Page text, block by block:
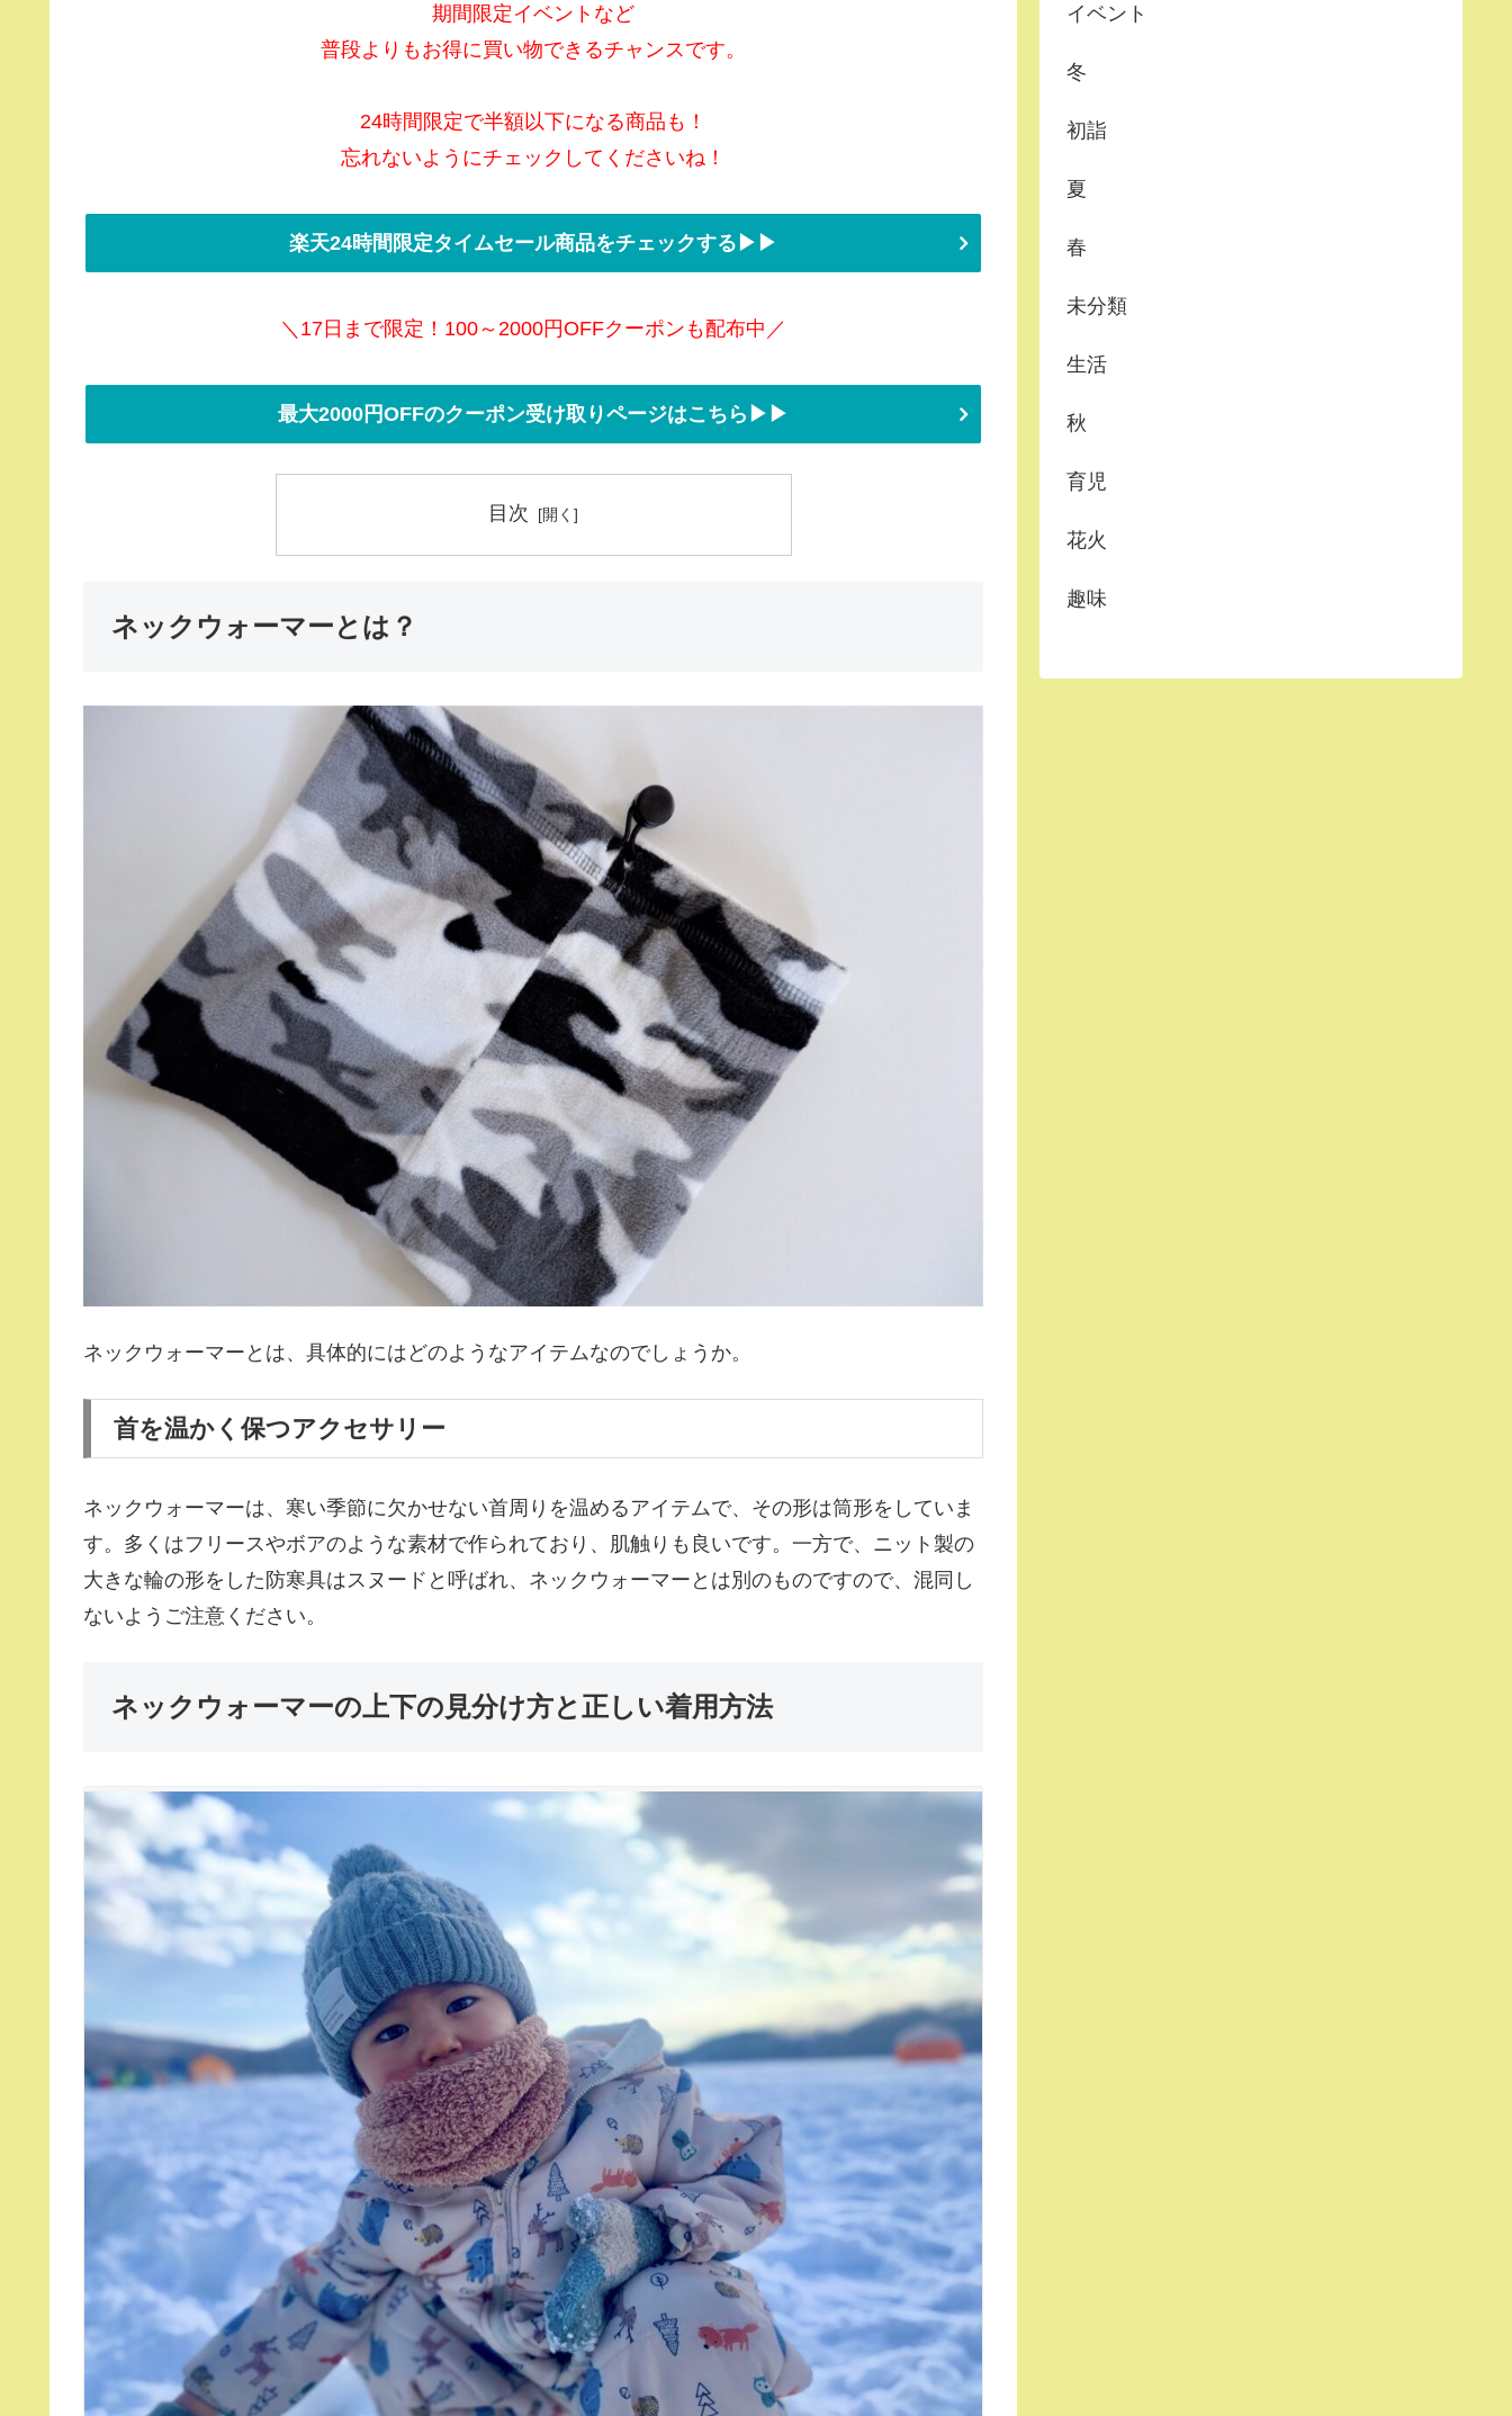
期間限定イベントなど
普段よりもお得に買い物できるチャンスです。
24時間限定で半額以下になる商品も！
忘れないようにチェックしてくださいね！
楽天24時間限定タイムセール商品をチェックする▶▶
＼17日まで限定！100～2000円OFFクーポンも配布中／
最大2000円OFFのクーポン受け取りページはこちら▶▶
目次
ネックウォーマーとは？
ネックウォーマーとは、具体的にはどのようなアイテムなのでしょうか。
首を温かく保つアクセサリー
ネックウォーマーは、寒い季節に欠かせない首周りを温めるアイテムで、その形は筒形をしていま
す。多くはフリースやボアのような素材で作られており、肌触りも良いです。一方で、ニット製の
大きな輪の形をした防寒具はスヌードと呼ばれ、ネックウォーマーとは別のものですので、混同し
ないようご注意ください。
ネックウォーマーの上下の見分け方と正しい着用方法
イベント
冬
初詣
夏
春
未分類
生活
秋
育児
花火
趣味